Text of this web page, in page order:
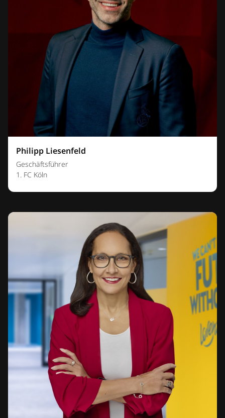
Philipp Liesenfeld
Geschäftsführer
1. FC Köln